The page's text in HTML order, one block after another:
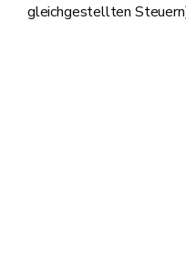
gleichgestellten